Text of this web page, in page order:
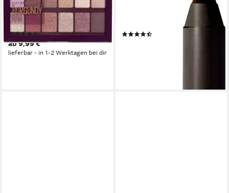
BAR, mit schimmernden
Burgunder-Tönen
(84)
ab 9,99 €
lieferbar - in 1-2 Werktagen bei dir
PENCIL, mit wasserfester